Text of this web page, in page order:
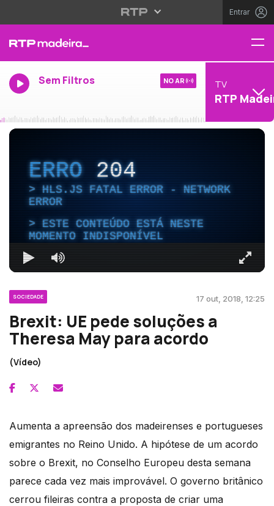
Entrar
Sem Filtros NO AR TV
RTP
ERRO204
HLS.JS FATAL ERROR - NETWORK
ERROR
ESTE CONTEÚDO ESTÁ NESTE
MOMENTO INDISPONÍVEL
SOCIEDADE 17 out, 2018, 12:25
Brexit: UE pede soluções a
Theresa May para acordo
(Vídeo)
Aumenta a apreensão dos madeirenses e portugueses
emigrantes no Reino Unido. A hipótese de um acordo
sobre o Brexit, no Conselho Europeu desta semana
parece cada vez mais improvável. O governo britânico
cerrou fileiras contra a proposta de criar uma